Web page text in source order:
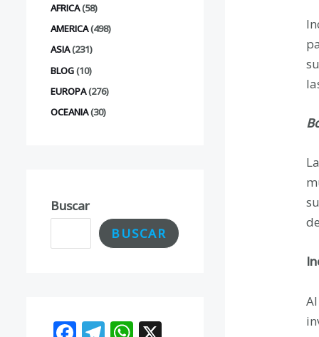
AFRICA(58)
AMERICA(498)
ASIA(231)
BLOG(10)
EUROPA(276)
OCEANIA(30)
Buscar
BUSCAR